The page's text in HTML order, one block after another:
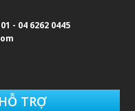
- 04 6262 0445
TRỢ